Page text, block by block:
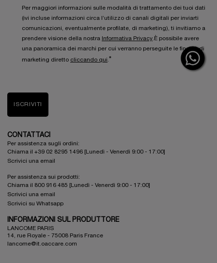
Per maggiori informazioni sulle modalità di trattamento dei tuoi dati
(ivi incluse informazioni circa l’utilizzo di canali digitali per inviarti
comunicazioni, eventualmente profilate, di marketing), ti invitiamo a
prendere visione della nostra
Informativa Privacy .È possibile avere
una panoramica dei marchi per cui verranno perseguite le finalità di
marketing diretto cliccando qui *
ISCRIVITI
CONTATTACI
Per assistenza sugli ordini:
Chiama il +39 02 8295 1496 [Lunedì - Venerdì 9:00 - 17:00]
Scrivici una email
Per assistenza sui prodotti:
Chiama il 800 916 485 [Lunedì - Venerdì 9:00 - 17:00]
Scrivici una email
Scrivici su Whatsapp
INFORMAZIONI SUL PRODUTTORE
LANCOME PARIS
14, rue Royale - 75008 Paris France
lancome@it.oaccare.com